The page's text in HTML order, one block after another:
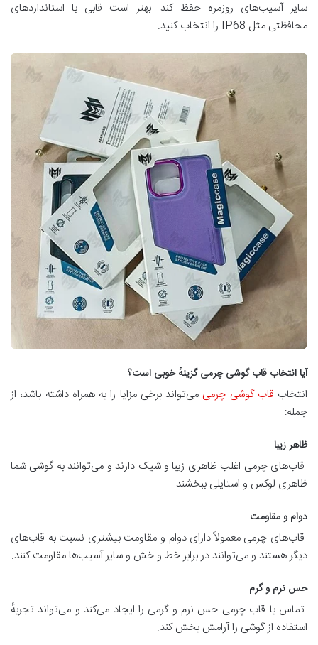
سایر آسیب‌های روزمره حفظ کند. بهتر است قابی با استانداردهای
محافظتی مثل IP68 را انتخاب کنید.
آیا انتخاب قاب گوشی چرمی گزینهٔ خوبی است؟
انتخاب قاب گوشی چرمی می‌تواند برخی مزایا را به همراه داشته باشد، از
جمله:
ظاهر زیبا
قاب‌های چرمی اغلب ظاهری زیبا و شیک دارند و می‌توانند به گوشی شما
ظاهری لوکس و استایلی ببخشند.
دوام و مقاومت
قاب‌های چرمی معمولاً دارای دوام و مقاومت بیشتری نسبت به قاب‌های
دیگر هستند و می‌توانند در برابر خط و خش و سایر آسیب‌ها مقاومت کنند.
حس نرم و گرم
تماس با قاب چرمی حس نرم و گرمی را ایجاد می‌کند و می‌تواند تجربهٔ
استفاده از گوشی را آرامش بخش کند.